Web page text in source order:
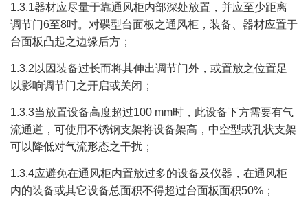
1.3.1器材应尽量于靠通风柜内部深处放置，并应至少距离
调节门6至8吋。对碟型台面板之通风柜，装备、器材应置于
台面板凸起之边缘后方；
1.3.2以因装备过长而将其伸出调节门外，或置放之位置足
以影响调节门之开启或关闭；
1.3.3当放置设备高度超过100 mm时，此设备下方需要有气
流通道，可使用不锈钢支架将设备架高，中空型或孔状支架
可以降低对气流形态之干扰；
1.3.4应避免在通风柜内置放过多的设备及仪器，在通风柜
内的装备或其它设备总面积不得超过台面板面积50%；